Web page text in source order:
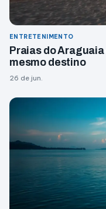
ENTRETENIMENTO
Praias do
mesmo destino
26 de jun.